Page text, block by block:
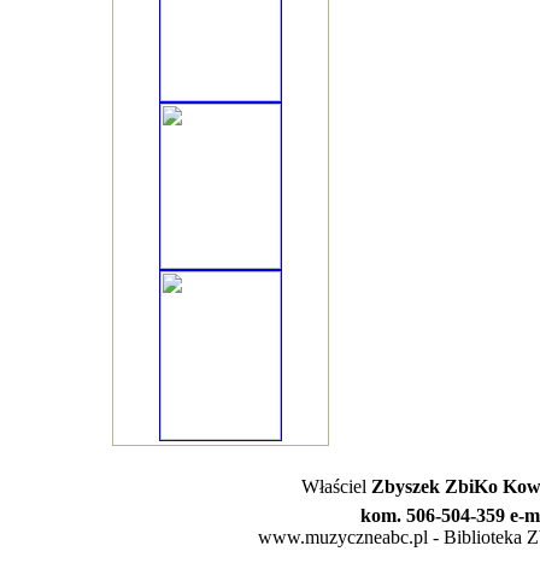
Właściel Zbyszek ZbiKo
kom. 506-504-359 e-
www.muzyczneabc.pl - Biblioteka